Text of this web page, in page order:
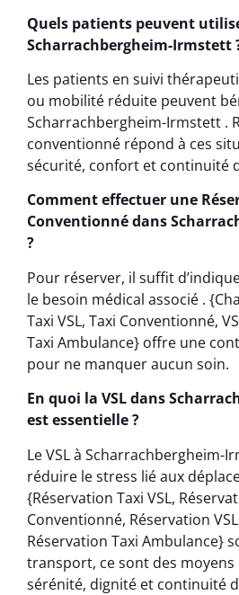
Quels patients peuvent
Scharrachbergheim-Irmstett
Les patients en suivi
ou mobilité réduite peuvent
Scharrachbergheim-Irmstett .
conventionné répond à ces
sécurité, confort et continuité
Comment effectuer une
Conventionné dans
?
Pour réserver, il suffit
le besoin médical associé .
Taxi VSL, Taxi Conventionné,
Taxi Ambulance} offre une
pour ne manquer aucun soin.
En quoi la VSL dans
est essentielle ?
Le VSL à Scharrachbergheim-
réduire le stress lié aux
{Réservation Taxi VSL,
Conventionné, Réservation
Réservation Taxi Ambulance}
transport, ce sont des
sérénité, dignité et continuité